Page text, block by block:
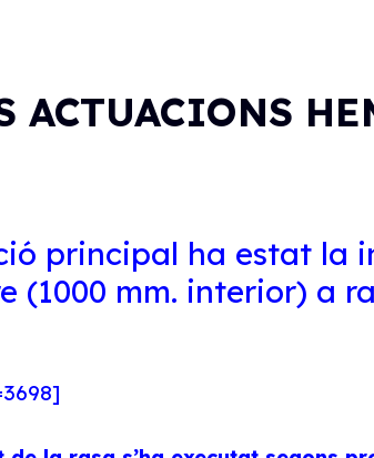
ACTUACIONS
principal ha estat la
(1000 mm. interior) a